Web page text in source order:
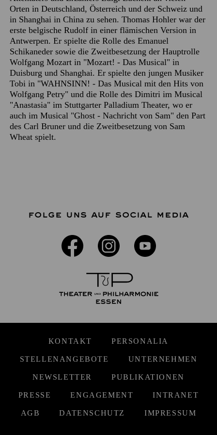
Orten in Deutschland, Österreich und der Schweiz und
in Shanghai in China zu sehen. Thomas Hohler war der
erste belgische Rudolf in einer flämischen Version in
Antwerpen. Er spielte die Rolle des Emanuel
Schikaneder sowie die Zweitbesetzung der Hauptrolle
Wolfgang Mozart in "Mozart! - Das Musical" in
Duisburg und Shanghai. Er spielte den jungen Musiker
Tobi in "WAHNSINN! - Das Musical mit den Hits von
Wolfgang Petry" und die Rolle des Dimitri im Musical
"Anastasia" im Stuttgarter Palladium Theater, wo er
auch im Musical "Ghost - Nachricht von Sam" den Part
des Carl Bruner und die Zweitbesetzung von Sam
Wheat spielt.
FOLGE UNS AUF SOCIAL MEDIA
KONTAKT PERSONALIA
STELLENANGEBOTE UNTERNEHMEN
NEWSLETTER PUBLIKATIONEN
PRESSE ENGAGEMENT INTRANET
AGB DATENSCHUTZ IMPRESSUM